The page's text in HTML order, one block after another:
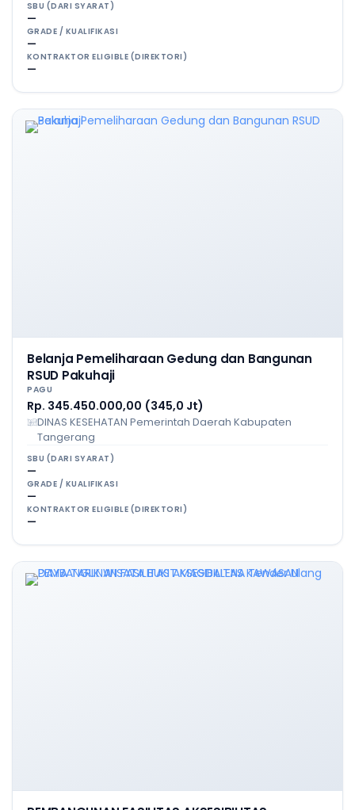
SBU (DARI SYARAT)
—
GRADE / KUALIFIKASI
—
KONTRAKTOR ELIGIBLE (DIREKTORI)
—
Belanja Pemeliharaan Gedung dan Bangunan
RSUD Pakuhaji
PAGU
Rp. 345.450.000,00 (345,0 Jt)
DINAS KESEHATAN Pemerintah Daerah Kabupaten
Tangerang
SBU (DARI SYARAT)
—
GRADE / KUALIFIKASI
—
KONTRAKTOR ELIGIBLE (DIREKTORI)
—